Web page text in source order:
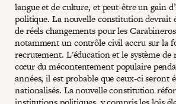
langue et de culture, et peut-être un gain
politique. La nouvelle constitution devrait
de réels changements pour les
notamment un contrôle civil accru sur la
recrutement. L'éducation et le système de
cœur du mécontentement populaire
années, il est probable que ceux-ci seront
nationalisés. La nouvelle constitution